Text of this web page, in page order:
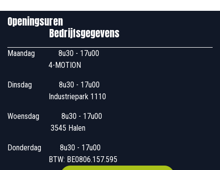
Openingsuren
Bedrijfsgegevens
Maandag
​8u30 - 17u00
4-MOTION
Dinsdag
​8u30 - 17u00
Industriepark 1110
Woensdag
​​​ 8u30 - 17u00
3545 Halen
Donderdag
​​8u30 - 17u00
BTW: BE0806.157.595